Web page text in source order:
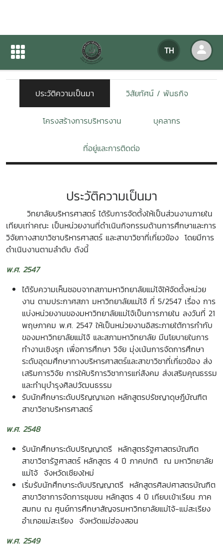
TH
เกี่ยวกับหน่วยงาน
เกี่ยวกับหน่วยงาน
ประวัติความเป็นมา วิสัยทัศน์ / พันธกิจ
โครงสร้างการบริหารงาน บุคลากร
ที่อยู่และการติดต่อ
ประวัติความเป็นมา
วิทยาลัยบริหารศาสตร์ ได้รับการจัดตั้งให้เป็นส่วนงานภายใน
เทียบเท่าคณะ เป็นหน่วยงานที่ดำเนินกิจกรรมด้านการศึกษาและการ
วิจัยทางสาขาวิชาบริหารศาสตร์ และสาขาวิชาที่เกี่ยวข้อง โดยมีการ
ดำเนินงานตามลำดับ ดังนี้
พ.ศ. 2547
ได้รับความเห็นชอบจากสภามหาวิทยาลัยแม่โจ้ให้จัดตั้งหน่วย
งาน ตามประกาศสภา มหาวิทยาลัยแม่โจ้ ที่ 5/2547 เรื่อง การ
แบ่งหน่วยงานของมหาวิทยาลัยแม่โจ้เป็นการภายใน ลงวันที่ 21
พฤษภาคม พ.ศ. 2547 ให้เป็นหน่วยงานอิสระภายใต้การกำกับ
ของมหาวิทยาลัยแม่โจ้ และสภามหาวิทยาลัย มีนโยบายในการ
ทำงานเชิงรุก เพื่อการศึกษา วิจัย มุ่งเน้นการจัดการศึกษา
ระดับอุดมศึกษาทางบริหารศาสตร์และสาขาวิชาที่เกี่ยวข้อง ส่ง
เสริมการวิจัย การให้บริการวิชาการแก่สังคม ส่งเสริมคุณธรรม
และทำนุบำรุงศิลปวัฒนธรรม
รับนักศึกษาระดับปริญญาเอก หลักสูตรปรัชญาดุษฎีบัณฑิต
สาขาวิชาบริหารศาสตร์
พ.ศ. 2548
รับนักศึกษาระดับปริญญาตรี หลักสูตรรัฐศาสตรบัณฑิต
สาขาวิชารัฐศาสตร์ หลักสูตร 4 ปี ภาคปกติ ณ มหาวิทยาลัย
แม่โจ้ จังหวัดเชียงใหม่
เริ่มรับนักศึกษาระดับปริญญาตรี หลักสูตรศิลปศาสตรบัณฑิต
สาขาวิชาการจัดการชุมชน หลักสูตร 4 ปี เทียบเข้าเรียน ภาค
สมทบ ณ ศูนย์การศึกษาสัญจรมหาวิทยาลัยแม่โจ้-แม่สะเรียง
อำเภอแม่สะเรียง จังหวัดแม่ฮ่องสอน
พ.ศ. 2549